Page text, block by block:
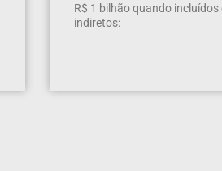
R$ 1 bilhão quando incluídos
indiretos: